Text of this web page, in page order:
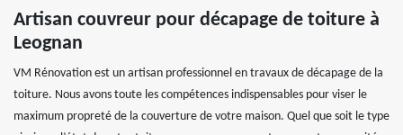
Artisan couvreur pour décapage de toiture à
Leognan
VM Rénovation est un artisan professionnel en travaux de décapage de la
toiture. Nous avons toute les compétences indispensables pour viser le
maximum propreté de la couverture de votre maison. Quel que soit le type